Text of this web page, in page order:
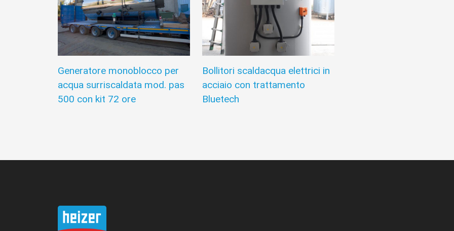
Generatore monoblocco per
acqua surriscaldata mod. pas
500 con kit 72 ore
Bollitori scaldacqua elettrici in
acciaio con trattamento
Bluetech